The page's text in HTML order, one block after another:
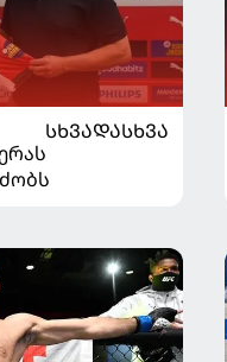
ᲡᲮᲕᲐᲓᲐᲡᲮᲕᲐ